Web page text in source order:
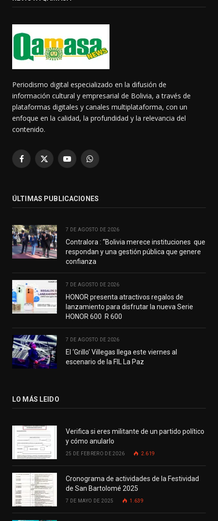
Periodismo digital especializado en la difusión de
información cultural y empresarial de Bolivia, a través de
plataformas digitales y canales multiplataforma, con un
enfoque en la calidad, la profundidad y la relevancia del
contenido.
Facebook
X
YouTubeWhatsApp
ÚLTIMAS PUBLICACIONES
7 DE AGOSTO DE 2026
Contralora : “Bolivia merece instituciones que
respondan y una gestión pública que genere
confianza
7 DE AGOSTO DE 2026
HONOR presenta atractivos regalos de
lanzamiento para disfrutar la nueva Serie
HONOR 600 R 600
7 DE AGOSTO DE 2026
El ‘Grillo’ Villegas llega este viernes al
escenario de la FIL La Paz
LO MÁS LEIDO
Verifica si eres militante de un partido político
y cómo anularlo
25 DE FEBRERO DE 2026 2.619
Cronograma de actividades de la Festividad
de San Bartolomé 2025
7 DE MAYO DE 2025 1.639